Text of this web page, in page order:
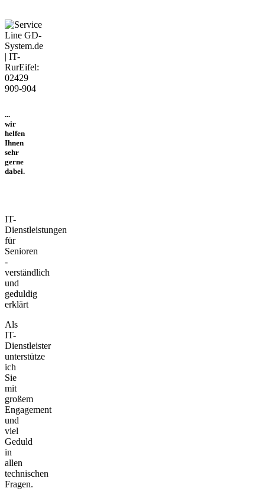
...
wir
helfen
Ihnen
sehr
gerne
dabei.
IT-
Dienstleistungen
für
Senioren
-
verständlich
und
geduldig
erklärt
Als
IT-
Dienstleister
unterstütze
ich
Sie
mit
großem
Engagement
und
viel
Geduld
in
allen
technischen
Fragen.